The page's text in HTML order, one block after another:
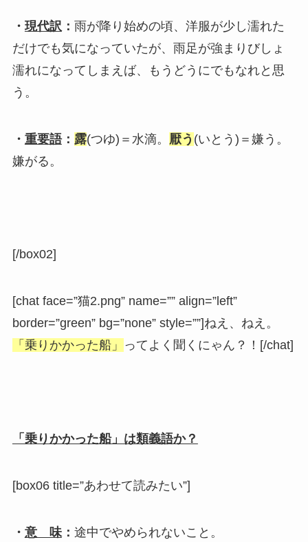
・ 現代訳 ： 雨が降り始めの頃、洋服が少し濡れた
だけでも気になっていたが、雨足が強まりびしょ
濡れになってしまえば、もうどうにでもなれと思
う。
・ 重要語： 露(つゆ)＝水滴。 厭う (いとう)＝嫌う。
嫌がる。
[/box02]
[chat face=”猫2.png” name=”” align=”left”
border=”green” bg=”none” style=””]ねえ、ねえ。
「乗りかかった船」 ってよく聞くにゃん？！[/chat]
「乗りかかった船」は類義語か？
[box06 title=”あわせて読みたい”]
・ 意 味： 途中でやめられないこと。